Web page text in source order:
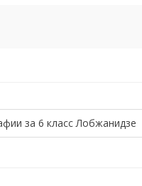
за 6 класс Лобжанидзе